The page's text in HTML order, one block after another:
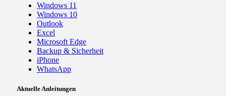
Windows 11
Windows 10
Outlook
Excel
Microsoft Edge
Backup & Sicherheit
iPhone
WhatsApp
Aktuelle Anleitungen